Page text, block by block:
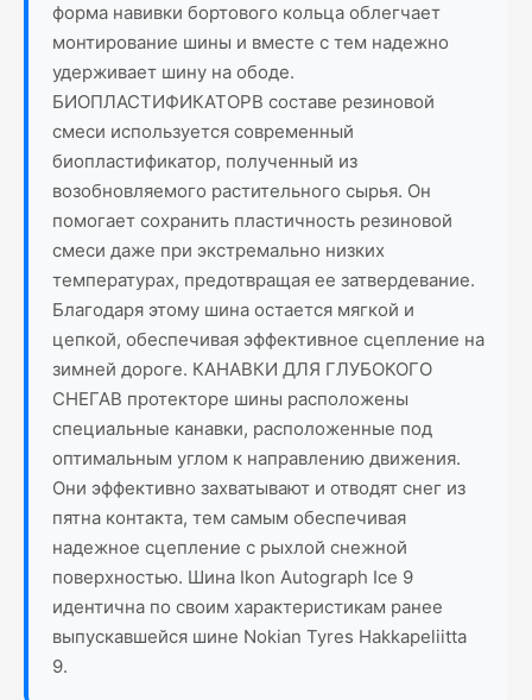
форма навивки бортового кольца облегчает
монтирование шины и вместе с тем надежно
удерживает шину на ободе.
БИОПЛАСТИФИКАТОРВ составе резиновой
смеси используется современный
биопластификатор, полученный из
возобновляемого растительного сырья. Он
помогает сохранить пластичность резиновой
смеси даже при экстремально низких
температурах, предотвращая ее затвердевание.
Благодаря этому шина остается мягкой и
цепкой, обеспечивая эффективное сцепление на
зимней дороге. КАНАВКИ ДЛЯ ГЛУБОКОГО
СНЕГАВ протекторе шины расположены
специальные канавки, расположенные под
оптимальным углом к направлению движения.
Они эффективно захватывают и отводят снег из
пятна контакта, тем самым обеспечивая
надежное сцепление с рыхлой снежной
поверхностью. Шина Ikon Autograph Ice 9
идентична по своим характеристикам ранее
выпускавшейся шине Nokian Tyres Hakkapeliitta
9.